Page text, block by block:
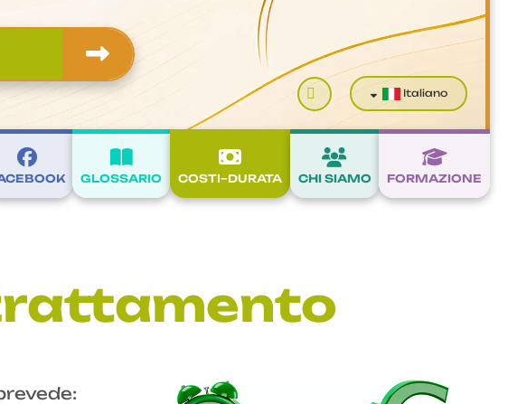
Cerca Italiano
GLOSSARIO COSTI–DURATA CHI SIAMO FORMAZIONE